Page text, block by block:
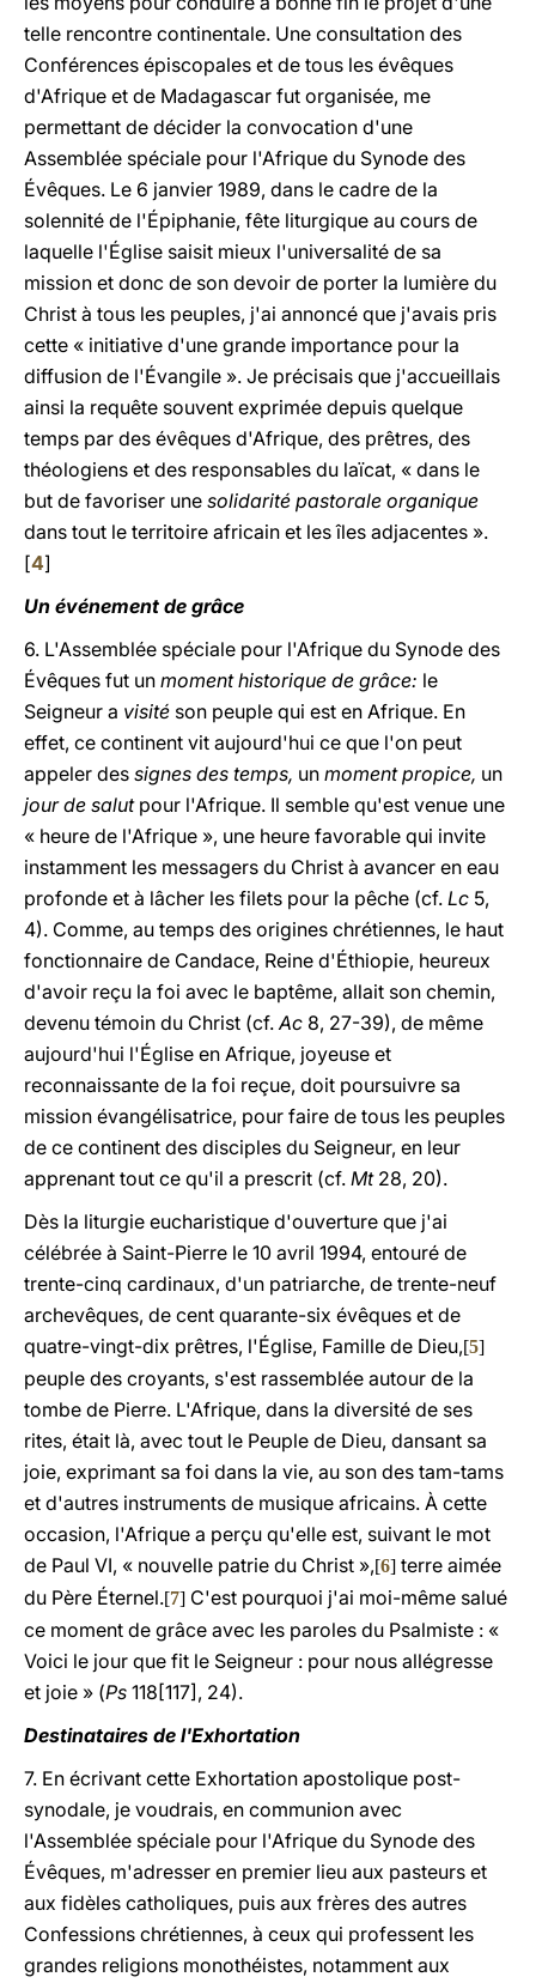
telle rencontre continentale. Une consultation des
Conférences épiscopales et de tous les évêques
d'Afrique et de Madagascar fut organisée, me
permettant de décider la convocation d'une
Assemblée spéciale pour l'Afrique du Synode des
Évêques. Le 6 janvier 1989, dans le cadre de la
solennité de l'Épiphanie, fête liturgique au cours de
laquelle l'Église saisit mieux l'universalité de sa
mission et donc de son devoir de porter la lumière du
Christ à tous les peuples, j'ai annoncé que j'avais pris
cette « initiative d'une grande importance pour la
diffusion de l'Évangile ». Je précisais que j'accueillais
ainsi la requête souvent exprimée depuis quelque
temps par des évêques d'Afrique, des prêtres, des
théologiens et des responsables du laïcat, « dans le
but de favoriser une solidarité pastorale organique
dans tout le territoire africain et les îles adjacentes ».
[4]
Un événement de grâce
6. L'Assemblée spéciale pour l'Afrique du Synode des
Évêques fut un moment historique de grâce: le
Seigneur a visité son peuple qui est en Afrique. En
effet, ce continent vit aujourd'hui ce que l'on peut
appeler des signes des temps, un moment propice, un
jour de salut pour l'Afrique. Il semble qu'est venue une
« heure de l'Afrique », une heure favorable qui invite
instamment les messagers du Christ à avancer en eau
profonde et à lâcher les filets pour la pêche (cf. Lc 5,
4). Comme, au temps des origines chrétiennes, le haut
fonctionnaire de Candace, Reine d'Éthiopie, heureux
d'avoir reçu la foi avec le baptême, allait son chemin,
devenu témoin du Christ (cf.Ac 8, 27-39), de même
aujourd'hui l'Église en Afrique, joyeuse et
reconnaissante de la foi reçue, doit poursuivre sa
mission évangélisatrice, pour faire de tous les peuples
de ce continent des disciples du Seigneur, en leur
apprenant tout ce qu'il a prescrit (cf. Mt 28, 20).
Dès la liturgie eucharistique d'ouverture que j'ai
célébrée à Saint-Pierre le 10 avril 1994, entouré de
trente-cinq cardinaux, d'un patriarche, de trente-neuf
archevêques, de cent quarante-six évêques et de
quatre-vingt-dix prêtres, l'Église, Famille de Dieu,[5]
peuple des croyants, s'est rassemblée autour de la
tombe de Pierre. L'Afrique, dans la diversité de ses
rites, était là, avec tout le Peuple de Dieu, dansant sa
joie, exprimant sa foi dans la vie, au son des tam-tams
et d'autres instruments de musique africains. À cette
occasion, l'Afrique a perçu qu'elle est, suivant le mot
de Paul VI, « nouvelle patrie du Christ »,[6] terre aimée
du Père Éternel.[7] C'est pourquoi j'ai moi-même salué
ce moment de grâce avec les paroles du Psalmiste : «
Voici le jour que fit le Seigneur : pour nous allégresse
et joie » (Ps 118[117], 24).
Destinataires de l'Exhortation
7. En écrivant cette Exhortation apostolique post-
synodale, je voudrais, en communion avec
l'Assemblée spéciale pour l'Afrique du Synode des
Évêques, m'adresser en premier lieu aux pasteurs et
aux fidèles catholiques, puis aux frères des autres
Confessions chrétiennes, à ceux qui professent les
grandes religions monothéistes, notamment aux